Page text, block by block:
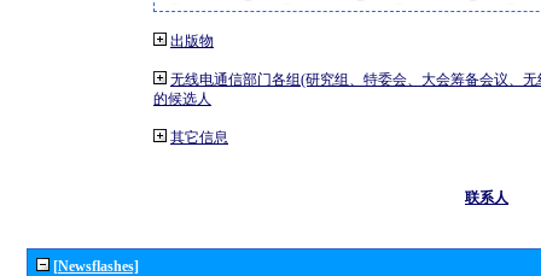
出版物
无线电通信部门各组(研究组、特委会、大会筹备会议、
的候选人
其它信息
联系人
[Newsflashes]